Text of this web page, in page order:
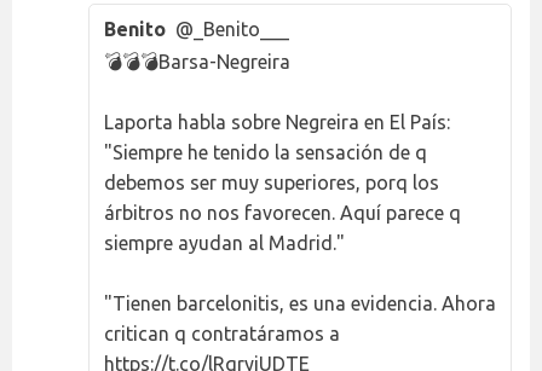
Benito @_Benito___
💣💣💣Barsa-Negreira
Laporta habla sobre Negreira en El País:
"Siempre he tenido la sensación de q
debemos ser muy superiores, porq los
árbitros no nos favorecen. Aquí parece q
siempre ayudan al Madrid."
"Tienen barcelonitis, es una evidencia. Ahora
critican q contratáramos a
https://t.co/lRqryjUDTE